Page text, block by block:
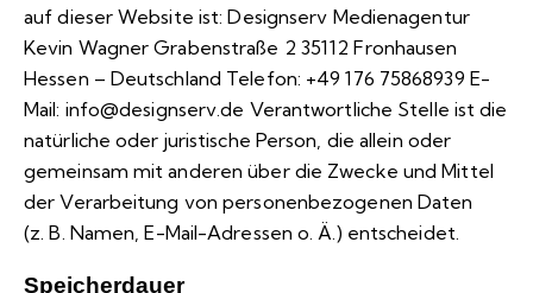
auf dieser Website ist: Designserv Medienagentur
Kevin Wagner Grabenstraße 2 35112 Fronhausen
Hessen – Deutschland Telefon: +49 176 75868939 E-
Mail: info@designserv.de Verantwortliche Stelle ist die
natürliche oder juristische Person, die allein oder
gemeinsam mit anderen über die Zwecke und Mittel
der Verarbeitung von personenbezogenen Daten
(z. B. Namen, E-Mail-Adressen o. Ä.) entscheidet.
Speicherdauer